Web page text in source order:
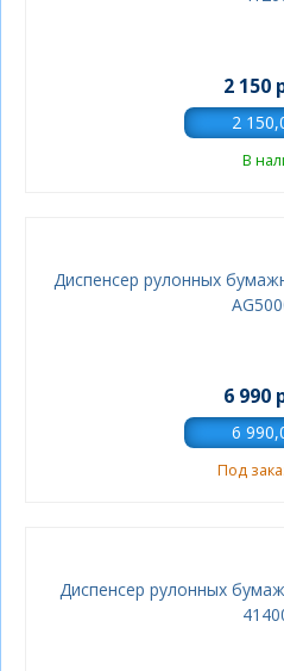
2 150
В
Диспенсер рулонных
6 990
Под
Диспенсер рулонных